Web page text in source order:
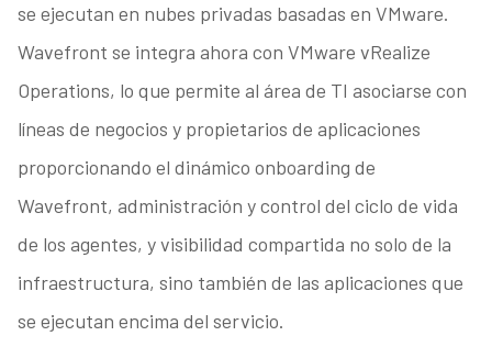
se ejecutan en nubes privadas basadas en VMware.
Wavefront se integra ahora con VMware vRealize
Operations, lo que permite al área de TI asociarse con
líneas de negocios y propietarios de aplicaciones
proporcionando el dinámico onboarding de
Wavefront, administración y control del ciclo de vida
de los agentes, y visibilidad compartida no solo de la
infraestructura, sino también de las aplicaciones que
se ejecutan encima del servicio.